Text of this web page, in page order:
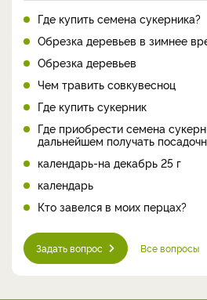
Где купить семена сукерника?
Обрезка деревьев в зимнее
Обрезка деревьев
Чем травить совкувесноц
Где купить сукерник
Где приобрести семена
дальнейшем получать
календарь-на декабрь 25 г
календарь
Кто завелся в моих перцах?
Задать вопрос Все вопросы